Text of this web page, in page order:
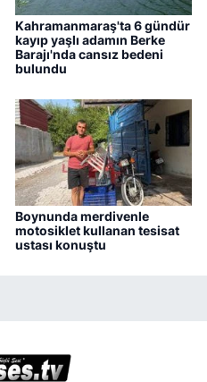
Kahramanmaraş'ta 6 gündür
kayıp yaşlı adamın Berke
Barajı'nda cansız bedeni
bulundu
Boynunda merdivenle
motosiklet kullanan tesisat
ustası konuştu